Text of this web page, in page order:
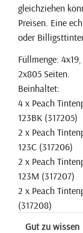
gleichziehen
Preisen. Eine
oder
Füllmenge:
2x805 Seiten.
Beinhaltet:
4 x Peach
123BK (317205)
2 x Peach
123C (317206)
2 x Peach
123M (317207)
2 x Peach
(317208)
Gut zu wissen